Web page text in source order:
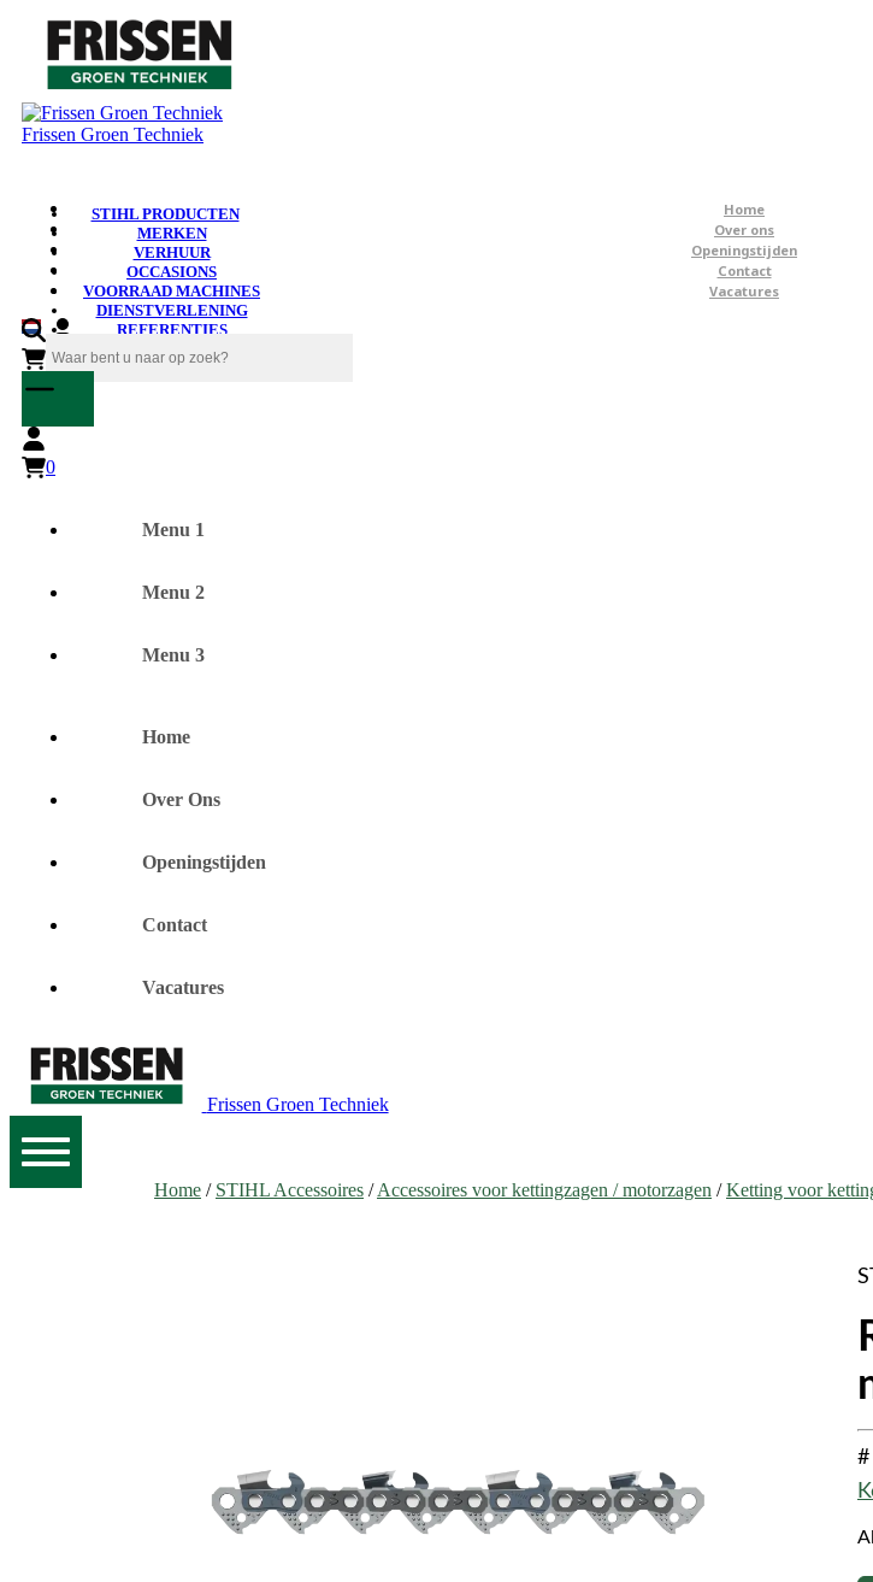
Frissen Groen Techniek
Home
Over ons
Openingstijden
Contact
Vacatures
STIHL PRODUCTEN
MERKEN
VERHUUR
OCCASIONS
VOORRAAD MACHINES
DIENSTVERLENING
REFERENTIES
0
0
Menu 1
Menu 2
Menu 3
Home
Over Ons
Openingstijden
Contact
Vacatures
Frissen Groen Techniek
Home / STIHL Accessoires /Accessoires voor kettingzagen / motorzagen /Ketting voor
#